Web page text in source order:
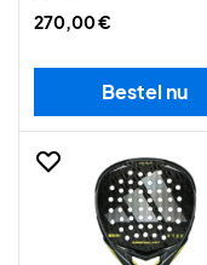
270,00 €
Bestel nu